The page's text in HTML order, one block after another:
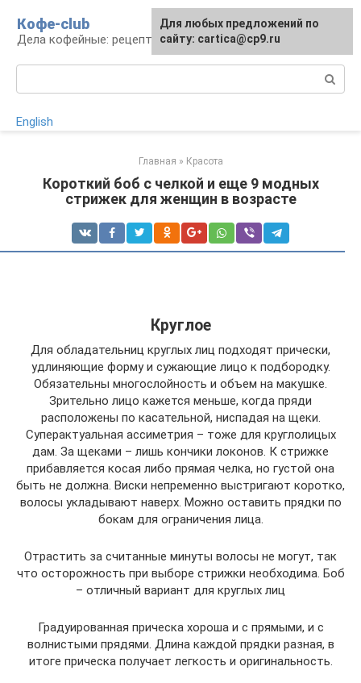
контенту
Кофе-club
Дела кофейные: рецепты и приготовление
English
Главная » Красота
Короткий боб с челкой и еще 9 модных
стрижек для женщин в возрасте
Круглое
Для обладательниц круглых лиц подходят прически,
удлиняющие форму и сужающие лицо к подбородку.
Обязательны многослойность и объем на макушке.
Зрительно лицо кажется меньше, когда пряди
расположены по касательной, ниспадая на щеки.
Суперактуальная ассиметрия – тоже для круглолицых
дам. За щеками – лишь кончики локонов. К стрижке
прибавляется косая либо прямая челка, но густой она
быть не должна. Виски непременно выстригают коротко,
волосы укладывают наверх. Можно оставить прядки по
бокам для ограничения лица.
Отрастить за считанные минуты волосы не могут, так
что осторожность при выборе стрижки необходима. Боб
– отличный вариант для круглых лиц
Градуированная прическа хороша и с прямыми, и с
волнистыми прядями. Длина каждой прядки разная, в
итоге прическа получает легкость и оригинальность.
Для любых предложений по
сайту: cartica@cp9.ru